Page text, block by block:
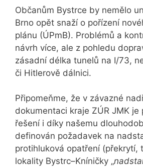
Občanům Bystrce by nemělo
Brno opět snaží o pořízení
plánu (ÚPmB). Problémů a
návrh více, ale z pohledu
zásadní délka tunelů na I/73,
či Hitlerově dálnici.
Připomeňme, že v závazné
dokumentaci kraje ZÚR JMK je
řešení i díky našemu
definován požadavek na
protihluková opatření (překrytí,
lokality Bystrc–Kníničky „